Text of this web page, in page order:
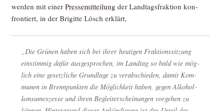
wer­den mit einer Pres­se­mit­tei­lung der Land­tags­frak­ti­on kon­
fron­tiert, in der Bri­git­te Lösch erklärt,
„Die Grü­nen haben sich bei ihrer heu­ti­gen Frak­ti­ons­sit­zung
ein­stim­mig dafür aus­ge­spro­chen, im Land­tag so bald wie mög­
lich eine gesetz­li­che Grund­la­ge zu ver­ab­schie­den, damit Kom­
mu­nen in Brenn­punk­ten die Mög­lich­keit haben, gegen Alko­hol­
kon­su­mex­zes­se und ihren Begleit­erschei­nun­gen vor­ge­hen zu